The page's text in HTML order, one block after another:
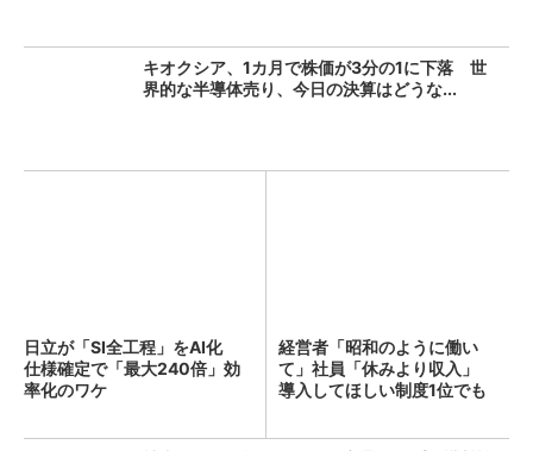
キオクシア、1カ月で株価が3分の1に下落 世
界的な半導体売り、今日の決算はどうな...
日立が「SI全工程」をAI化
仕様確定で「最大240倍」効
率化のワケ
経営者「昭和のように働い
て」社員「休みより収入」
導入してほしい制度1位でも